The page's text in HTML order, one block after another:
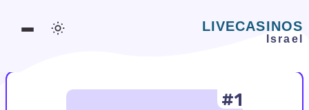
משחקים אונליין
#1